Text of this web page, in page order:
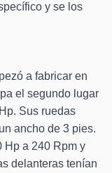
y se los
a fabricar en
el segundo lugar
Sus ruedas
ancho de 3 pies.
Hp a 240 Rpm y
delanteras tenían